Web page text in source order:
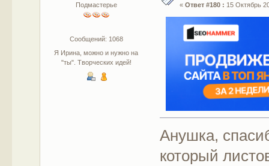
Подмастерье
Сообщений: 1068
Я Ирина, можно и нужно на
"ты". Творческих идей!
« Ответ #180 : 15 Октябрь
Анушка,
который